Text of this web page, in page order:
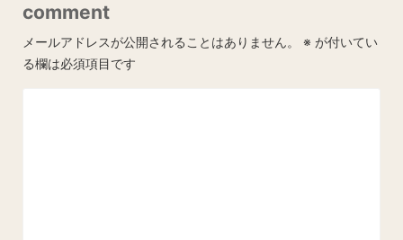
comment
メールアドレスが公開されることはありません。 ※ が付いてい
る欄は必須項目です